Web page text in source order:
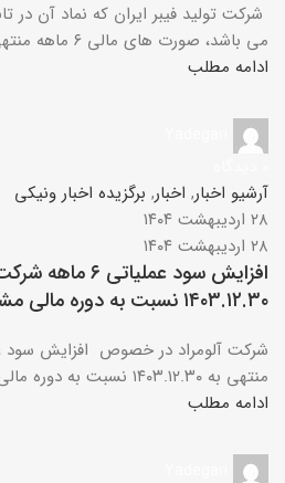
شرکت تولید فیبر ایران که نماد آن در
می باشد، صورت های مالی ۶ ماهه منتهی به اس...
ادامه مطلب
آرشیو اخبار, اخبار, برگزیده اخبار ونیکی
۲۸ اردیبهشت ۱۴۰۴
۲۸ اردیبهشت ۱۴۰۴
افزایش سود
۱۴۰۳.۱۲.۳۰ نسبت به دوره مالی مشابه سال قبل
منتهی به ۱۴۰۳.۱۲.۳۰ نسبت به دوره مالی مشابه سال قبل عمدتا...
ادامه مطلب